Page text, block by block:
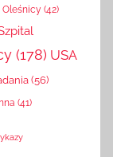
(42)
(178) USA
(56)
(41)